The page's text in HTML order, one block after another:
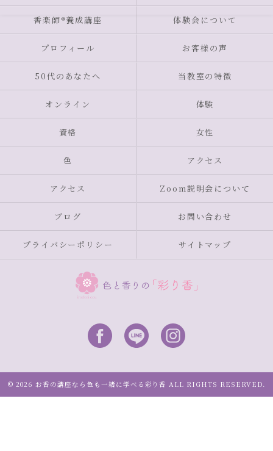
香楽師®養成講座 体験会について
プロフィール お客様の声
50代のあなたへ 当教室の特徴
オンライン 体験
資格 女性
色 アクセス
アクセス Zoom説明会について
ブログ お問い合わせ
プライバシーポリシー サイトマップ
© 2026 お香の講座なら色も一緒に学べる彩り香 ALL RIGHTS RESERVED.